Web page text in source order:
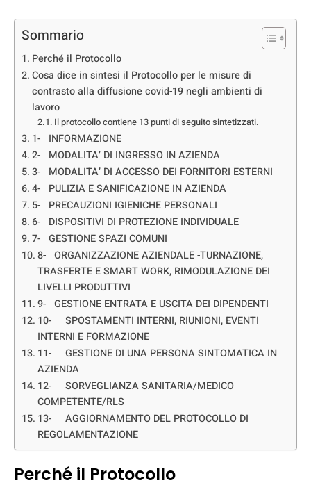
Sommario
Perché il Protocollo
Cosa dice in sintesi il Protocollo per le misure di
contrasto alla diffusione covid-19 negli ambienti di
lavoro
Il protocollo contiene 13 punti di seguito sintetizzati.
1- INFORMAZIONE
2- MODALITA’ DI INGRESSO IN AZIENDA
3- MODALITA’ DI ACCESSO DEI FORNITORI ESTERNI
4- PULIZIA E SANIFICAZIONE IN AZIENDA
5- PRECAUZIONI IGIENICHE PERSONALI
6- DISPOSITIVI DI PROTEZIONE INDIVIDUALE
7- GESTIONE SPAZI COMUNI
8- ORGANIZZAZIONE AZIENDALE -TURNAZIONE,
TRASFERTE E SMART WORK, RIMODULAZIONE DEI
LIVELLI PRODUTTIVI
9- GESTIONE ENTRATA E USCITA DEI DIPENDENTI
10- SPOSTAMENTI INTERNI, RIUNIONI, EVENTI
INTERNI E FORMAZIONE
11- GESTIONE DI UNA PERSONA SINTOMATICA IN
AZIENDA
12- SORVEGLIANZA SANITARIA/MEDICO
COMPETENTE/RLS
13- AGGIORNAMENTO DEL PROTOCOLLO DI
REGOLAMENTAZIONE
Perché il Protocollo